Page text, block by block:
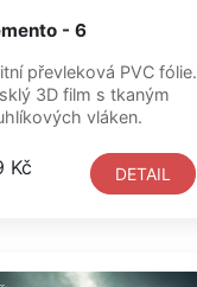
- 6
převleková PVC fólie.
3D film s tkaným
vláken.
Kč DETAIL